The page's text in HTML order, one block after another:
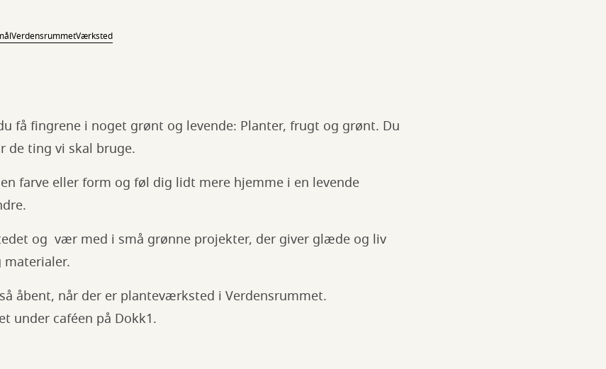
VerdensrummetVærksted
få fingrene i noget grønt og levende: Planter, frugt og grønt. Du
de ting vi skal bruge.
farve eller form og føl dig lidt mere hjemme i en levende
og vær med i små grønne projekter, der giver glæde og liv
materialer.
åbent, når der er planteværksted i Verdensrummet.
under caféen på Dokk1.